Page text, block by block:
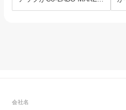
を選んだ理由。
は
会社名